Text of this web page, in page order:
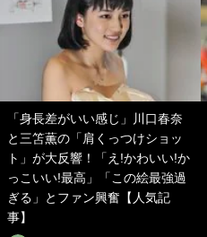
「身長差がいい感じ」川口春奈
と三笘薫の「肩くっつけショッ
ト」が大反響！「え!かわいい!か
っこいい!最高」「この絵最強過
ぎる」とファン興奮【人気記
事】